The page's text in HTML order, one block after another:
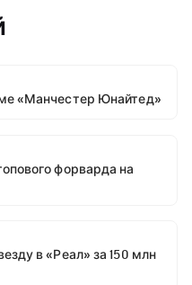
«Манчестер Юнайтед»
форварда на
в «Реал» за 150 млн